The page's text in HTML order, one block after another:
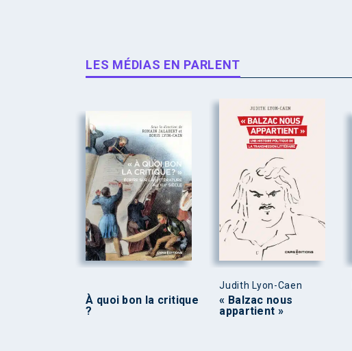
LES MÉDIAS EN PARLENT
À quoi bon la critique
?
Judith Lyon-Caen
« Balzac nous
appartient »